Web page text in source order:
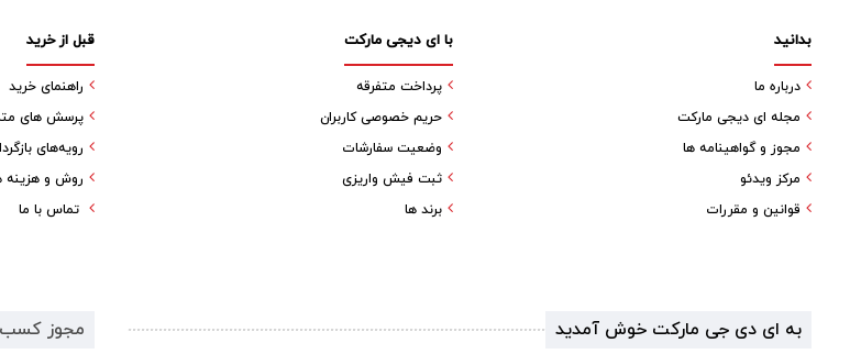
قبل از خرید
راهنمای خرید
پرسش های
رویه‌های
روش و هزینه
تماس با ما
با ای دیجی مارکت
پرداخت متفرقه
حریم خصوصی کاربران
وضعیت سفارشات
ثبت فیش واریزی
برند ها
بدانید
درباره ما
مجله ای دیجی مارکت
مجوز و گواهینامه ها
مرکز ویدئو
قوانین و مقررات
به ای دی جی مارکت خوش آمدید مجوز کسب